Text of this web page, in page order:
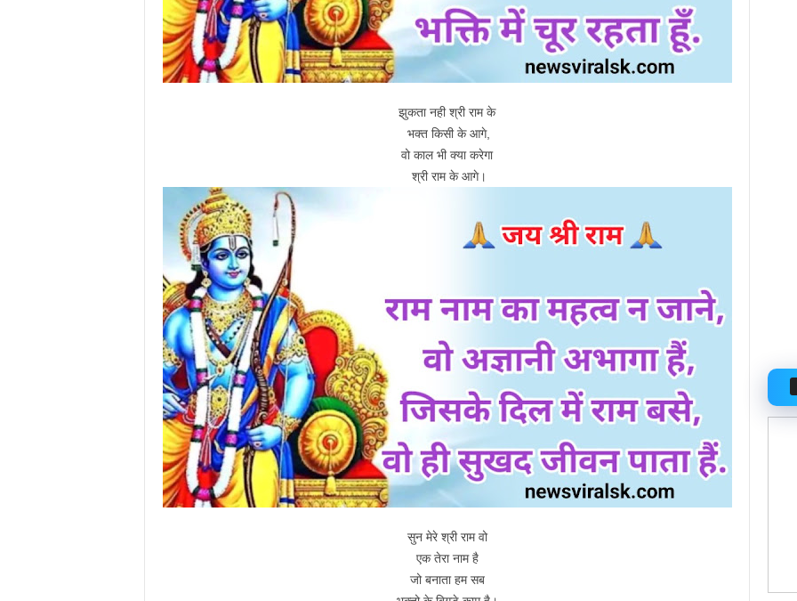
झुकता नही श्री राम के
भक्त किसी के आगे,
वो काल भी क्या करेगा
श्री राम के आगे।
सुन मेरे श्री राम वो
एक तेरा नाम है
जो बनाता हम सब